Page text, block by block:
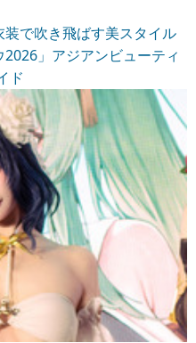
装で吹き飛ばす美スタイル
」アジアンビューティ
ド